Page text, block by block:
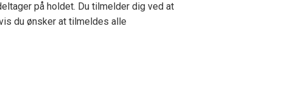
på holdet. Du tilmelder dig ved at
du ønsker at tilmeldes alle